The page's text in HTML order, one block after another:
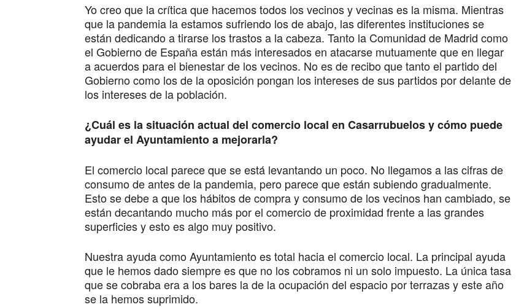
Yo creo que la crítica que hacemos todos los vecinos y vecinas es la misma. Mientras
que la pandemia la estamos sufriendo los de abajo, las diferentes instituciones se
están dedicando a tirarse los trastos a la cabeza. Tanto la Comunidad de Madrid como
el Gobierno de España están más interesados en atacarse mutuamente que en llegar
a acuerdos para el bienestar de los vecinos. No es de recibo que tanto el partido del
Gobierno como los de la oposición pongan los intereses de sus partidos por delante de
los intereses de la población.
¿Cuál es la situación actual del comercio local en Casarrubuelos y cómo puede
ayudar el Ayuntamiento a mejorarla?
El comercio local parece que se está levantando un poco. No llegamos a las cifras de
consumo de antes de la pandemia, pero parece que están subiendo gradualmente.
Esto se debe a que los hábitos de compra y consumo de los vecinos han cambiado, se
están decantando mucho más por el comercio de proximidad frente a las grandes
superficies y esto es algo muy positivo.
Nuestra ayuda como Ayuntamiento es total hacia el comercio local. La principal ayuda
que le hemos dado siempre es que no los cobramos ni un solo impuesto. La única tasa
que se cobraba era a los bares la de la ocupación del espacio por terrazas y este año
se la hemos suprimido.